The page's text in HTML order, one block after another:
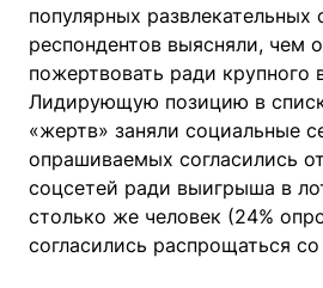
популярных развлекательных
респондентов выясняли, чем
пожертвовать ради крупного
Лидирующую позицию в
«жертв» заняли социальные
опрашиваемых согласились
соцсетей ради выигрыша в
столько же человек (24%
согласились распрощаться